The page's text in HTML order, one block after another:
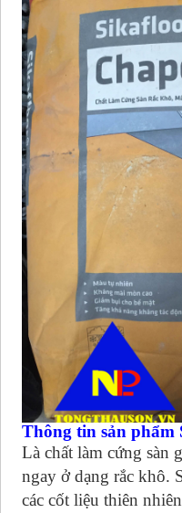
Thông tin sản
Là chất làm cứng sàn
ngay ở dạng rắc khô.
các cốt liệu thiên